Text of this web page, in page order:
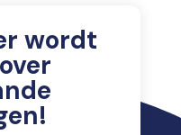
wordt